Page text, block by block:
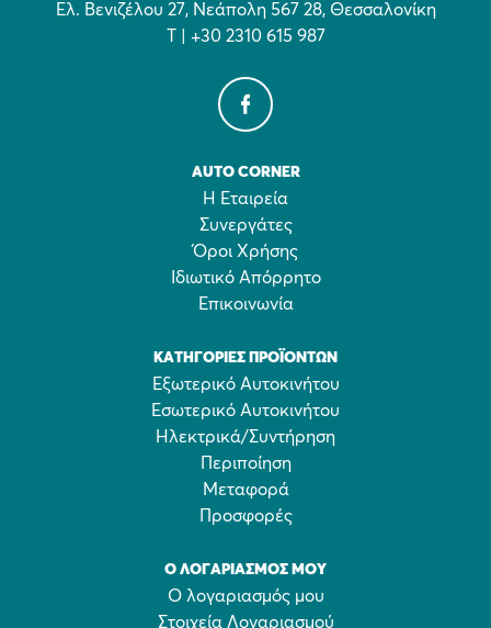
Ελ. Βενιζέλου 27, Νεάπολη 567 28, Θεσσαλονίκη
Τ | +30 2310 615 987
AUTO CORNER
Η Εταιρεία
Συνεργάτες
Όροι Χρήσης
Ιδιωτικό Απόρρητο
Επικοινωνία
ΚΑΤΗΓΟΡΊΕΣ ΠΡΟΪΌΝΤΩΝ
Εξωτερικό Αυτοκινήτου
Εσωτερικό Αυτοκινήτου
Ηλεκτρικά/Συντήρηση
Περιποίηση
Μεταφορά
Προσφορές
Ο ΛΟΓΑΡΙΑΣΜΌΣ ΜΟΥ
Ο λογαριασμός μου
Στοιχεία Λογαριασμού